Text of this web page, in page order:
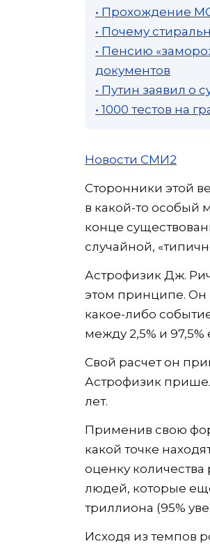
• Прохождение
• Почему
• Пенсию
документов
• Путин заявил о
• 1000 тестов на
Новости СМИ2
Сторонники этой
в какой-то особый
конце
случайной,
Астрофизик Дж.
этом принципе. Он
какое-либо
между 2,5% и 97,5%
Свой расчет он
Астрофизик
лет.
Применив свою
какой точке
оценку
людей, которые
триллиона (95%
Исходя из темпов